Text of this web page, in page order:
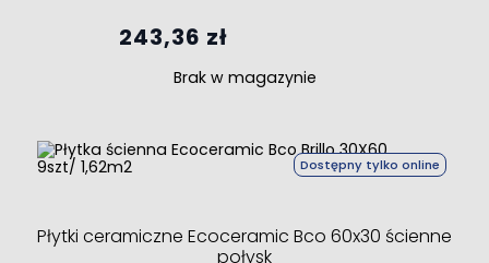
243,36 zł
Brak w magazynie
Dostępny tylko online
Płytki ceramiczne Ecoceramic Bco 60x30 ścienne
połysk